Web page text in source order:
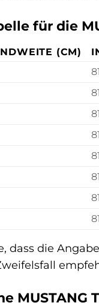
für die
(CM)
81
81
81
81
81
81
81
81
dass die
MUSTANG